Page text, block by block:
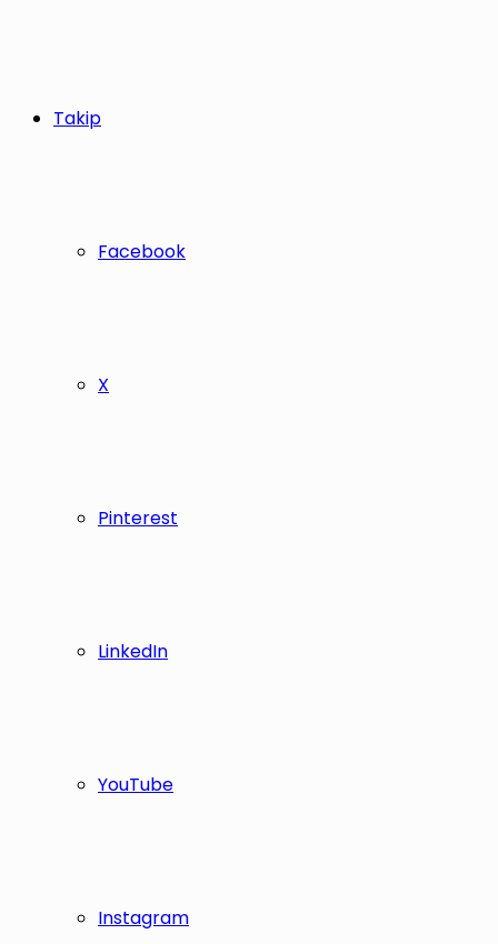
Takip
Facebook
X
Pinterest
LinkedIn
YouTube
Instagram